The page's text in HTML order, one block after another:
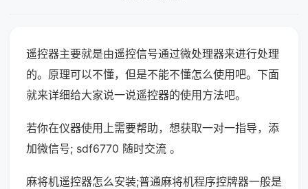
遥控器主要就是由遥控信号通过微处理器来进行处理
的。原理可以不懂，但是不能不懂怎么使用吧。下面
就来详细给大家说一说遥控器的使用方法吧。
若你在仪器使用上需要帮助，想获取一对一指导，添
加微信号; sdf6770 随时交流 。
麻将机遥控器怎么安装;普通麻将机程序控牌器一般是